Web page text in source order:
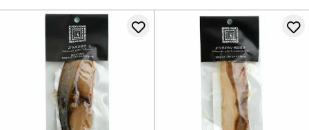
お気に入りに登録する